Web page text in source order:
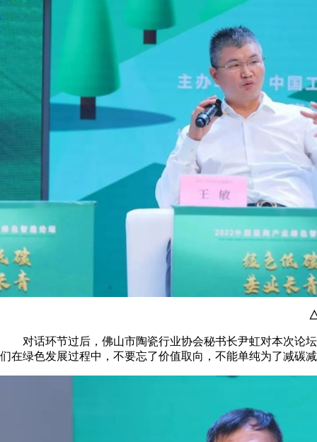
对话环节过后，佛山市陶瓷行业协会秘书长尹虹对本次论坛
们在绿色发展过程中，不要忘了价值取向，不能单纯为了减碳